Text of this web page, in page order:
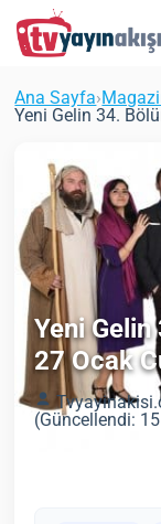
Ana Sayfa›
Yeni Gelin 34.
Yeni
27 Ocak
(Güncellendi: